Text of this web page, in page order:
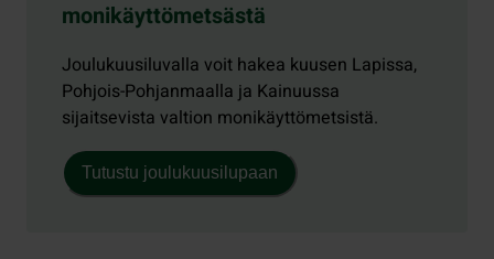
monikäyttömetsästä
Joulukuusiluvalla voit hakea kuusen Lapissa,
Pohjois-Pohjanmaalla ja Kainuussa
sijaitsevista valtion monikäyttömetsistä.
Tutustu joulukuusilupaan